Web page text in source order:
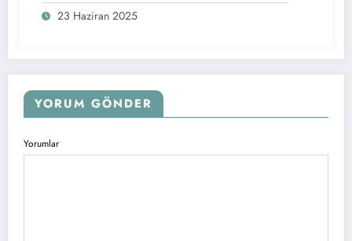
23 Haziran 2025
YORUM GÖNDER
Yorumlar